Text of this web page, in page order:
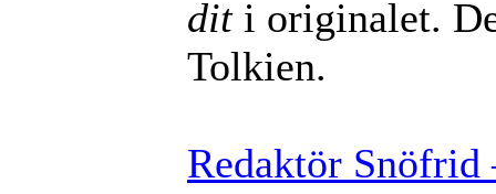
diti originalet.
Tolkien.
Redaktör